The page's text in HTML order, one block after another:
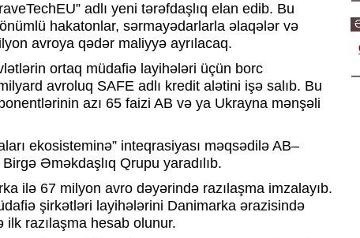
adlı yeni tərəfdaşlıq elan edib. Bu
hakatonlar, sərmayədarlarla əlaqələr və
avroya qədər maliyyə ayrılacaq.
ortaq müdafiə layihələri üçün borc
avroluq SAFE adlı kredit alətini işə salıb. Bu
azı 65 faizi AB və ya Ukrayna mənşəli
ekosisteminə” inteqrasiyası məqsədilə AB–
Əməkdaşlıq Qrupu yaradılıb.
ilə 67 milyon avro dəyərində razılaşma imzalayıb.
şirkətləri layihələrini Danimarka ərazisində
razılaşma hesab olunur.